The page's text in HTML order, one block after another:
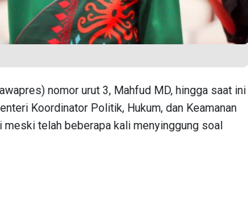
nomor urut 3, Mahfud MD, hingga saat ini
Koordinator Politik, Hukum, dan Keamanan
telah beberapa kali menyinggung soal